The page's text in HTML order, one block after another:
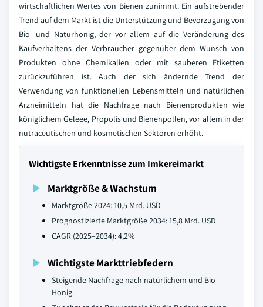
wirtschaftlichen Wertes von Bienen zunimmt. Ein aufstrebender
Trend auf dem Markt ist die Unterstützung und Bevorzugung von
Bio- und Naturhonig, der vor allem auf die Veränderung des
Kaufverhaltens der Verbraucher gegenüber dem Wunsch von
Produkten ohne Chemikalien oder mit sauberen Etiketten
zurückzuführen ist. Auch der sich ändernde Trend der
Verwendung von funktionellen Lebensmitteln und natürlichen
Arzneimitteln hat die Nachfrage nach Bienenprodukten wie
königlichem Geleee, Propolis und Bienenpollen, vor allem in der
nutraceutischen und kosmetischen Sektoren erhöht.
Wichtigste Erkenntnisse zum Imkereimarkt
Marktgröße & Wachstum
Marktgröße 2024: 10,5 Mrd. USD
Prognostizierte Marktgröße 2034: 15,8 Mrd. USD
CAGR (2025–2034): 4,2%
Wichtigste Markttriebfedern
Steigende Nachfrage nach natürlichem und Bio-
Honig.